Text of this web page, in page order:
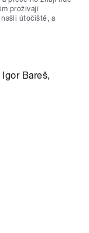
prožívají
útočiště, a
Bareš,